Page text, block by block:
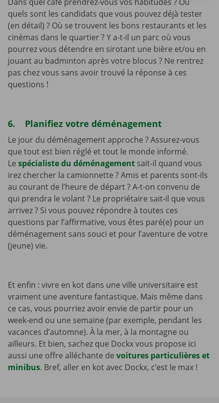
quels sont les candidats que vous pouvez déjà tester
(en détail) ? Où se trouvent les bons restaurants et les
cinémas dans le quartier ? Y a-t-il un parc où vous
pourrez vous détendre en sirotant une bière et/ou en
jouant au badminton après votre blocus ? Ne rentrez
pas chez vous sans avoir trouvé la réponse à ces
questions !
6. Planifiez votre déménagement
Le jour du déménagement approche ? Assurez-vous
que tout est bien réglé et tout le monde informé.
Le spécialiste du déménagement sait-il quand vous
irez chercher la camionnette ? Amis et parents sont-ils
au courant de l’heure de départ ? A-t-on convenu de
qui prendra le volant ? Le propriétaire sait-il que vous
arrivez ? Si vous pouvez répondre à toutes ces
questions par l’affirmative, vous êtes paré(e) pour un
déménagement sans souci et pour l’aventure de votre
(jeune) vie.
Et enfin : vivre en kot dans une ville universitaire est
vraiment une aventure fantastique. Mais même dans
ce cas, vous pourriez avoir envie de partir pour un
week-end ou une semaine (par exemple, pendant les
vacances d’automne). À la mer, à la montagne ou
ailleurs. Et bien, sachez que Dockx vous propose ici
aussi une offre alléchante de voitures particulières et
minibus. Bref, aller en kot avec Dockx, c’est le max !